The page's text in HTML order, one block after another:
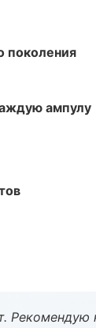
поколения
ампулу
Рекомендую